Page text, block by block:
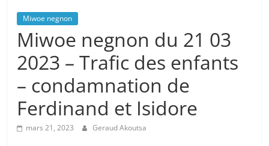
Miwoe negnon
Miwoe negnon du 21 03
2023 – Trafic des enfants
– condamnation de
Ferdinand et Isidore
mars 21, 2023 Geraud Akoutsa